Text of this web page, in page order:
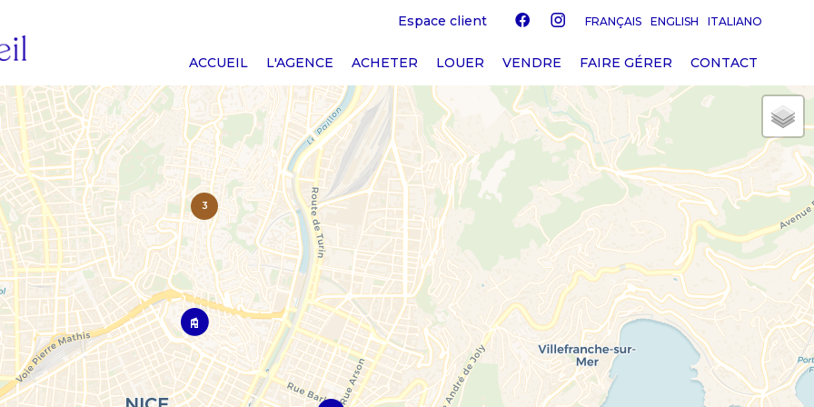
Espace client FRANÇAIS ENGLISH ITALIANO
ACCUEIL L'AGENCE ACHETER LOUER VENDRE FAIRE GÉRER CONTACT
3